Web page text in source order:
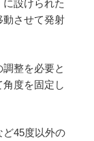
設けられた
動させて発射
整を必要と
度を固定し
ど45度以外の